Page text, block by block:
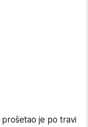
prošetao je po travi